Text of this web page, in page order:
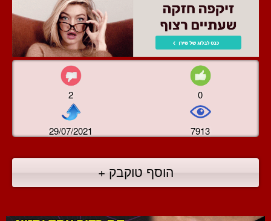
2 0
29/07/2021 7913
הוסף טוקבק +